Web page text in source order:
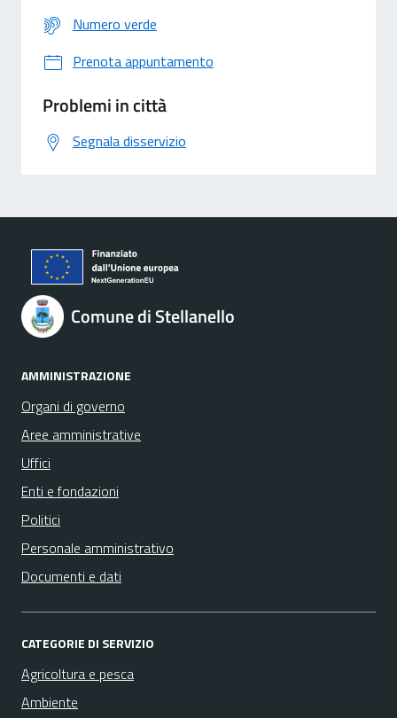
Numero verde
Prenota appuntamento
Problemi in città
Segnala disservizio
Comune di Stellanello
AMMINISTRAZIONE
Organi di governo
Aree amministrative
Uffici
Enti e fondazioni
Politici
Personale amministrativo
Documenti e dati
CATEGORIE DI SERVIZIO
Agricoltura e pesca
Ambiente